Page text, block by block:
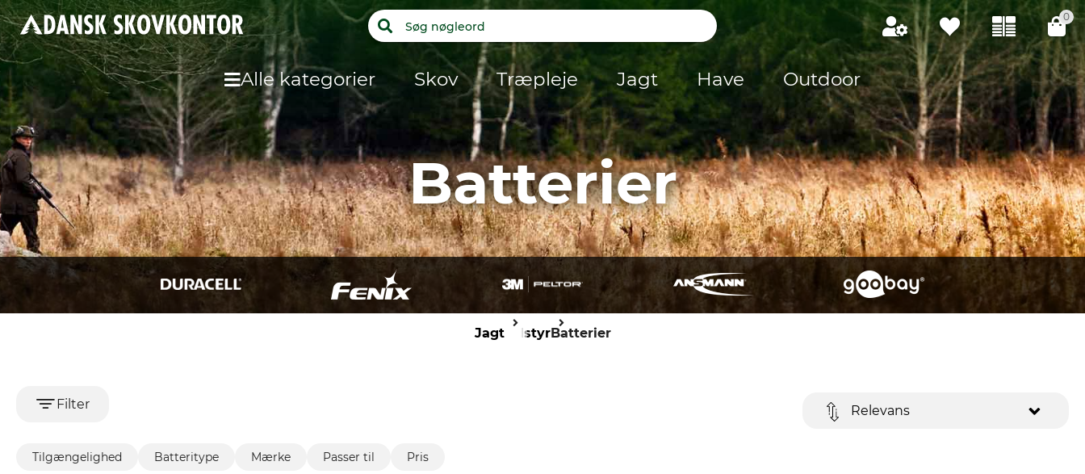
0
Alle kategorier Skov Træpleje Jagt Have Outdoor
Batterier
JagtUdstyrBatterier
Filter Relevans
Tilgængelighed Batteritype Mærke Passer til Pris